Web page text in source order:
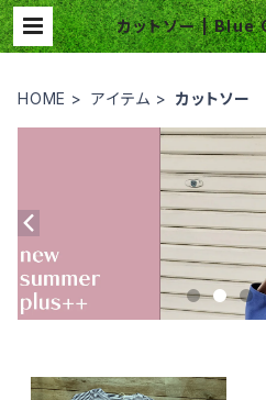
カットソー |
HOME アイテム カットソー